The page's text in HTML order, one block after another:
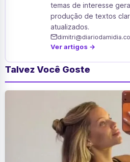
temas de interesse
produção de textos
atualizados.
Ver artigos →
Talvez Você Goste